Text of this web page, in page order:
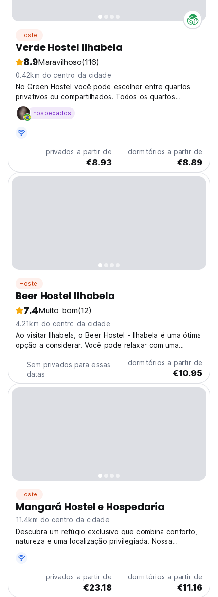
Hostel
Verde Hostel Ilhabela
8.9Maravilhoso(116)
0.42km do centro da cidade
No Green Hostel você pode escolher entre quartos
privativos ou compartilhados. Todos os quartos
possuem banheiro, ventilador, armário e WIFI gratuito.
Também temos uma cozinha completa com geladeira,
café...
hospedados
privados a partir de
€8.93
dormitórios a partir de
€8.89
Hostel
Beer Hostel Ilhabela
7.4Muito bom(12)
4.21km do centro da cidade
Ao visitar Ilhabela, o Beer Hostel - Ilhabela é uma ótima
opção a considerar. Você pode relaxar com uma
perfeito para comer alguma coisa.
Sem privados para essas
datas
dormitórios a partir de
€10.95
Hostel
Mangará Hostel e Hospedaria
11.4km do centro da cidade
Descubra um refúgio exclusivo que combina conforto,
natureza e uma localização privilegiada. Nossa
o serviço de café da manhã incluso, garantindo uma
experiência completa desde o início do dia.
Localizada...privados a partir de
€23.18
dormitórios a partir de
€11.16